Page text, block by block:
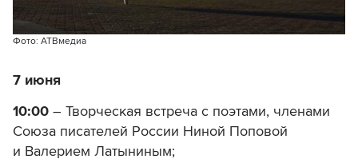
Фото: АТВмедиа
7 июня
10:00 – Творческая встреча с поэтами, членами
Союза писателей России Ниной Поповой
и Валерием Латыниным;